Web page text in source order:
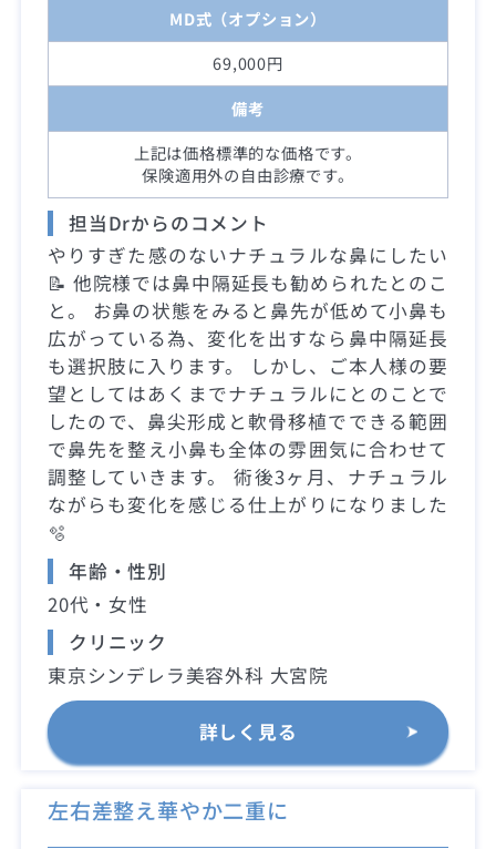
MD式（オプション）
69,000円
備考
上記は価格標準的な価格です。
保険適用外の自由診療です。
担当Drからのコメント
やりすぎた感のないナチュラルな鼻にしたい
📝 他院様では鼻中隔延長も勧められたとのこ
と。 お鼻の状態をみると鼻先が低めて小鼻も
広がっている為、変化を出すなら鼻中隔延長
も選択肢に入ります。 しかし、ご本人様の要
望としてはあくまでナチュラルにとのことで
したので、鼻尖形成と軟骨移植でできる範囲
で鼻先を整え小鼻も全体の雰囲気に合わせて
調整していきます。 術後3ヶ月、ナチュラル
ながらも変化を感じる仕上がりになりました
🫧
年齢・性別
20代・女性
クリニック
東京シンデレラ美容外科 大宮院
詳しく見る
左右差整え華やか二重に